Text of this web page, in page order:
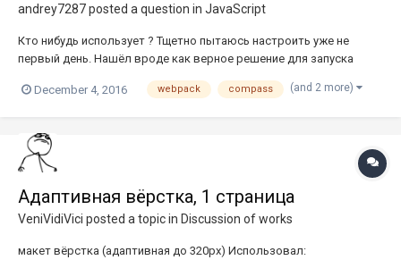
andrey7287posted a question in JavaScript
Кто нибудь использует ? Тщетно пытаюсь настроить уже не
первый день. Нашёл вроде как верное решение для запуска
варианты путей не работают. Ссылка на файлы
December 4, 2016 webpack compass (and 2 more)
Адаптивная вёрстка, 1 страница
VeniVidiVici posted a topic in Discussion of works
макет вёрстка (адаптивная до 320px) Использовал: